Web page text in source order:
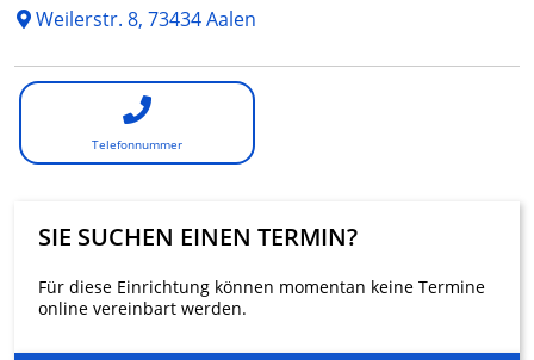
Weilerstr. 8, 73434 Aalen
Telefonnummer
SIE SUCHEN EINEN TERMIN?
Für diese Einrichtung können momentan keine Termine
online vereinbart werden.